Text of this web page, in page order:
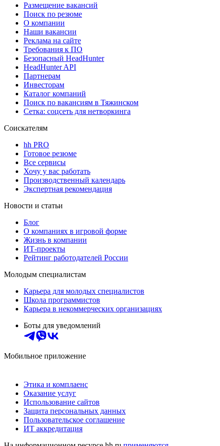
Размещение вакансий
Поиск по резюме
О компании
Наши вакансии
Реклама на сайте
Требования к ПО
Безопасный HeadHunter
HeadHunter API
Партнерам
Инвесторам
Каталог компаний
Поиск по вакансиям в Тяжинском
Сетка: соцсеть для нетворкинга
Соискателям
hh PRO
Готовое резюме
Все сервисы
Хочу у вас работать
Производственный календарь
Экспертная рекомендация
Новости и статьи
Блог
О компаниях в игровой форме
Жизнь в компании
ИТ-проекты
Рейтинг работодателей России
Молодым специалистам
Карьера для молодых специалистов
Школа программистов
Карьера в некоммерческих организациях
Боты для уведомлений
Мобильное приложение
Этика и комплаенс
Оказание услуг
Использование сайтов
Защита персональных данных
Пользовательское соглашение
ИТ аккредитация